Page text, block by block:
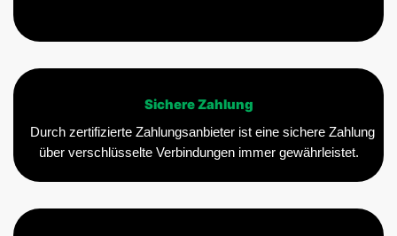
Sichere Zahlung
Durch zertifizierte Zahlungsanbieter ist eine sichere Zahlung
über verschlüsselte Verbindungen immer gewährleistet.